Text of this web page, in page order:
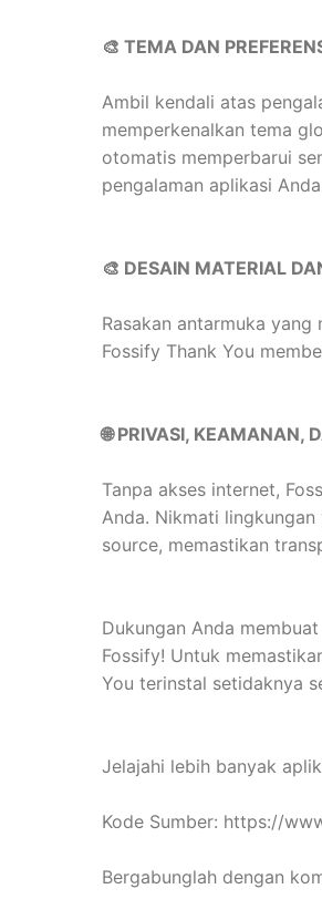
🎨 TEMA DAN
Ambil kendali atas
memperkenalkan tema
otomatis memperbarui
pengalaman aplikasi
🎨 DESAIN MATERIAL
Rasakan antarmuka
Fossify Thank You
🌐 PRIVASI, KEAMANAN,
Tanpa akses internet,
Anda. Nikmati
source, memastikan
Dukungan Anda
Fossify! Untuk
You terinstal setidaknya
Jelajahi lebih banyak
Kode Sumber: https://
Bergabunglah dengan